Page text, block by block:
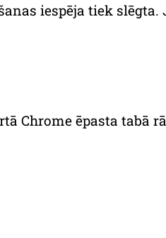
iespēja tiek
Chrome ēpasta tabā